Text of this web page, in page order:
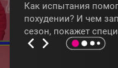
Как испытания
похудении? И чем
сезон, покажет
программы«Большие